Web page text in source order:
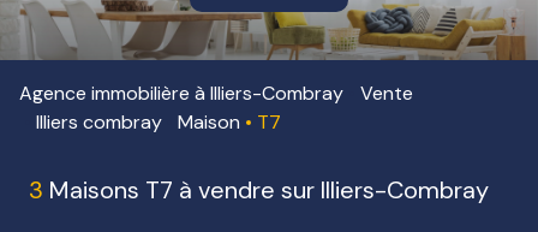
VENTE
NOS
BIENS
VENDUS
ESTIMATION
Contact
Agence immobilière à Illiers-Combray
Vente
Illiers combray
Maison T7
3 Maisons T7 à vendre sur Illiers-Combray